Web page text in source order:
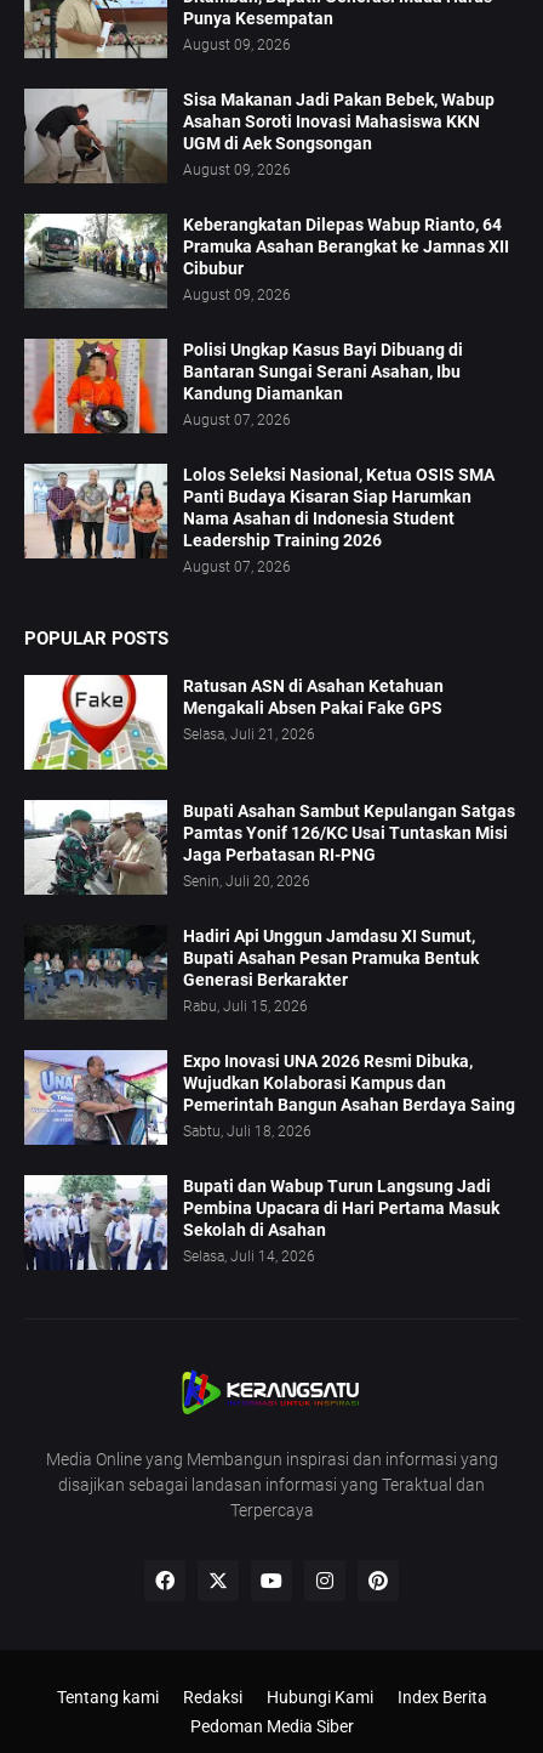
Punya Kesempatan
August 09, 2026
Sisa Makanan Jadi Pakan Bebek, Wabup
Asahan Soroti Inovasi Mahasiswa KKN
UGM di Aek Songsongan
August 09, 2026
Keberangkatan Dilepas Wabup Rianto, 64
Pramuka Asahan Berangkat ke Jamnas XII
Cibubur
August 09, 2026
Polisi Ungkap Kasus Bayi Dibuang di
Bantaran Sungai Serani Asahan, Ibu
Kandung Diamankan
August 07, 2026
Lolos Seleksi Nasional, Ketua OSIS SMA
Panti Budaya Kisaran Siap Harumkan
Nama Asahan di Indonesia Student
Leadership Training 2026
August 07, 2026
POPULAR POSTS
Ratusan ASN di Asahan Ketahuan
Mengakali Absen Pakai Fake GPS
Selasa, Juli 21, 2026
Bupati Asahan Sambut Kepulangan Satgas
Pamtas Yonif 126/KC Usai Tuntaskan Misi
Jaga Perbatasan RI-PNG
Senin, Juli 20, 2026
Hadiri Api Unggun Jamdasu XI Sumut,
Bupati Asahan Pesan Pramuka Bentuk
Generasi Berkarakter
Rabu, Juli 15, 2026
Expo Inovasi UNA 2026 Resmi Dibuka,
Wujudkan Kolaborasi Kampus dan
Pemerintah Bangun Asahan Berdaya Saing
Sabtu, Juli 18, 2026
Bupati dan Wabup Turun Langsung Jadi
Pembina Upacara di Hari Pertama Masuk
Sekolah di Asahan
Selasa, Juli 14, 2026
Media Online yang Membangun inspirasi dan informasi yang
disajikan sebagai landasan informasi yang Teraktual dan
Terpercaya
Tentang kami Redaksi Hubungi Kami
Index Berita
Pedoman Media Siber